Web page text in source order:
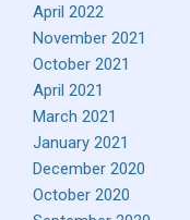
April 2022
November 2021
October 2021
April 2021
March 2021
January 2021
December 2020
October 2020